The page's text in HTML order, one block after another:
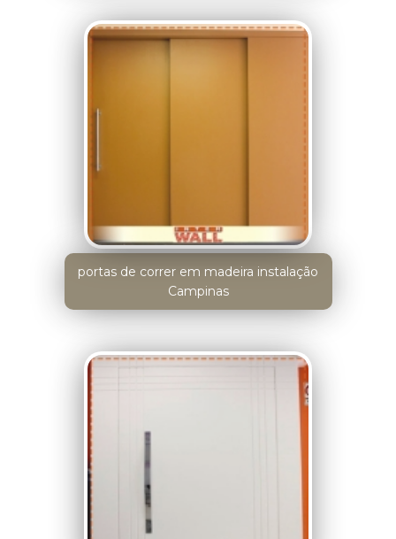
portas de correr em madeira instalação
Campinas